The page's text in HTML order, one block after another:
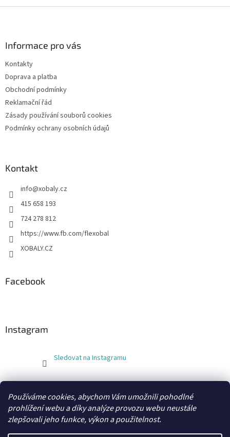
Používáme cookies, abychom Vám umožnili pohodlné
prohlížení webu a díky analýze provozu webu neustále
zlepšovali jeho funkce, výkon a použitelnost.
Informace pro vás
Kontakty
Doprava a platba
Obchodní podmínky
Reklamační řád
Zásady používání souborů cookies
Podmínky ochrany osobních údajů
Kontakt
info@xobaly.cz
415 658 193
724 278 812
https://www.fb.com/flexobal
XOBALY.CZ
Facebook
Instagram
Sledovat na Instagramu